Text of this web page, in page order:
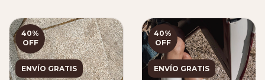
40%
OFF
ENVÍO GRATIS
40%
OFF
ENVÍO GRATIS